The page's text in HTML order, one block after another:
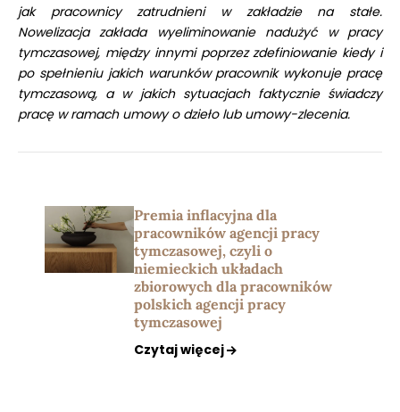
jak pracownicy zatrudnieni w zakładzie na stałe.
Nowelizacja zakłada wyeliminowanie nadużyć w pracy
tymczasowej, między innymi poprzez zdefiniowanie kiedy i
po spełnieniu jakich warunków pracownik wykonuje pracę
tymczasową, a w jakich sytuacjach faktycznie świadczy
pracę w ramach umowy o dzieło lub umowy-zlecenia.
Premia inflacyjna dla
pracowników agencji pracy
tymczasowej, czyli o
niemieckich układach
zbiorowych dla pracowników
polskich agencji pracy
tymczasowej
Czytaj więcej